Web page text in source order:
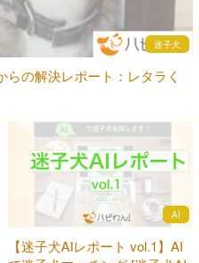
迷子犬
らの解決レポート：レタラく
AI
【迷子犬AIレポート vol.1】AI